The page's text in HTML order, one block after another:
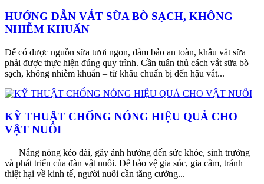
HƯỚNG DẪN VẮT SỮA BÒ SẠCH, KHÔNG
NHIỄM KHUẨN
Để có được nguồn sữa tươi ngon, đảm bảo an toàn, khâu vắt sữa
phải được thực hiện đúng quy trình. Cần tuân thủ cách vắt sữa bò
sạch, không nhiễm khuẩn – từ khâu chuẩn bị đến hậu vắt...
KỸ THUẬT CHỐNG NÓNG HIỆU QUẢ CHO
VẬT NUÔI
Nắng nóng kéo dài, gây ảnh hưởng đến sức khỏe, sinh trưởng
và phát triển của đàn vật nuôi. Để bảo vệ gia súc, gia cầm, tránh
thiệt hại về kinh tế, người nuôi cần tăng cường...